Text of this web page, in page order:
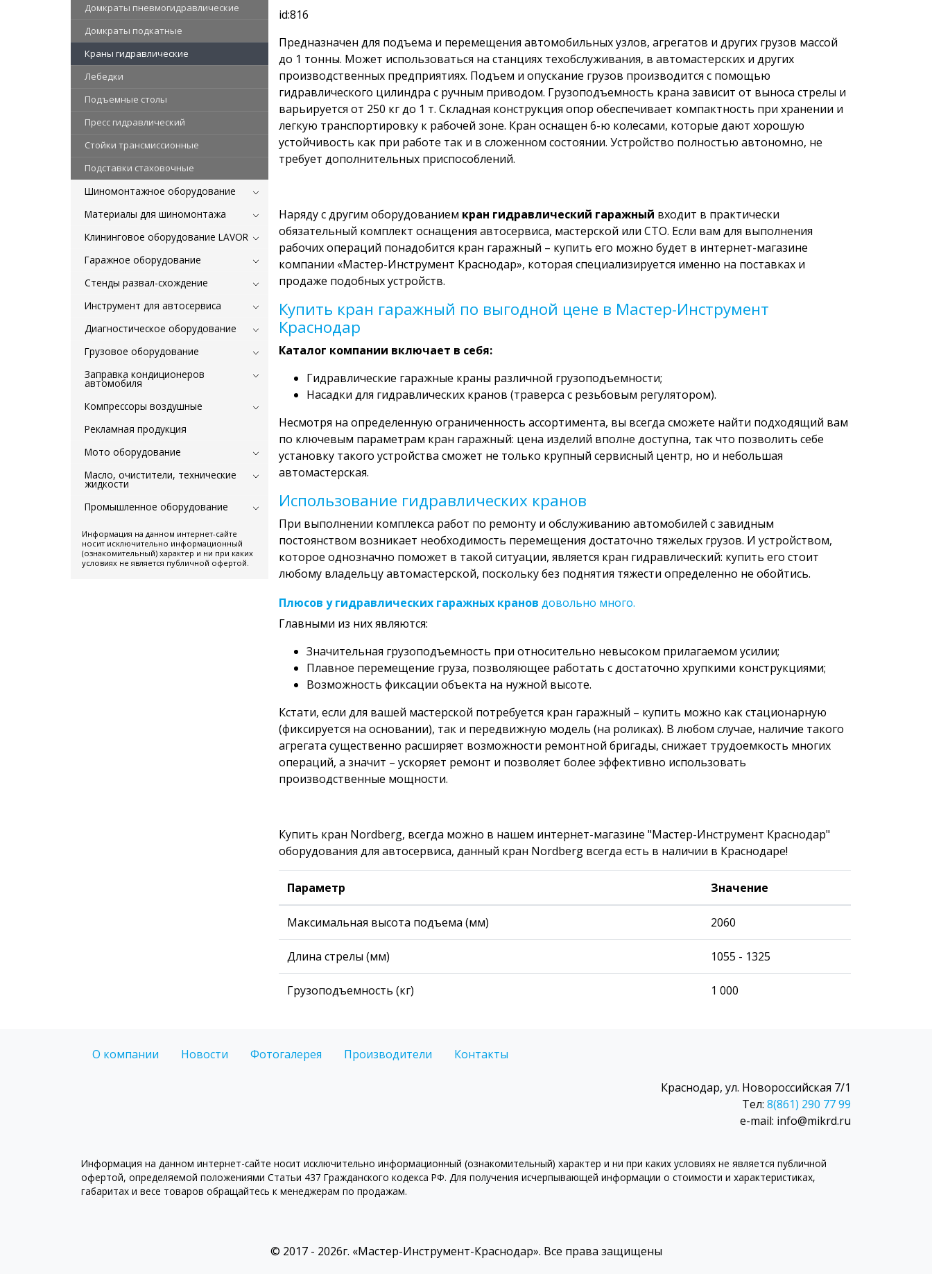
Домкраты пневмогидравлические
Домкраты подкатные
Краны гидравлические
Лебедки
Подъемные столы
Пресс гидравлический
Стойки трансмиссионные
Подставки стаховочные
Шиномонтажное оборудование
Материалы для шиномонтажа
Клининговое оборудование LAVOR
Гаражное оборудование
Стенды развал-схождение
Инструмент для автосервиса
Диагностическое оборудование
Грузовое оборудование
Заправка кондиционеров
автомобиля
Компрессоры воздушные
Рекламная продукция
Мото оборудование
Масло, очистители, технические
жидкости
Промышленное оборудование
Информация на данном интернет-сайте
носит исключительно информационный
(ознакомительный) характер и ни при каких
условиях не является публичной офертой.
id:816
Предназначен для подъема и перемещения автомобильных узлов, агрегатов и других грузов массой
до 1 тонны. Может использоваться на станциях техобслуживания, в автомастерских и других
производственных предприятиях. Подъем и опускание грузов производится с помощью
гидравлического цилиндра с ручным приводом. Грузоподъемность крана зависит от выноса стрелы и
варьируется от 250 кг до 1 т. Складная конструкция опор обеспечивает компактность при хранении и
легкую транспортировку к рабочей зоне. Кран оснащен 6-ю колесами, которые дают хорошую
устойчивость как при работе так и в сложенном состоянии. Устройство полностью автономно, не
требует дополнительных приспособлений.
Наряду с другим оборудованием кран гидравлический гаражный входит в практически
обязательный комплект оснащения автосервиса, мастерской или СТО. Если вам для выполнения
рабочих операций понадобится кран гаражный – купить его можно будет в интернет-магазине
компании «Мастер-Инструмент Краснодар», которая специализируется именно на поставках и
продаже подобных устройств.
Купить кран гаражный по выгодной цене в Мастер-Инструмент
Краснодар
Каталог компании включает в себя:
Гидравлические гаражные краны различной грузоподъемности;
Насадки для гидравлических кранов (траверса с резьбовым регулятором).
Несмотря на определенную ограниченность ассортимента, вы всегда сможете найти подходящий вам
по ключевым параметрам кран гаражный: цена изделий вполне доступна, так что позволить себе
установку такого устройства сможет не только крупный сервисный центр, но и небольшая
автомастерская.
Использование гидравлических кранов
При выполнении комплекса работ по ремонту и обслуживанию автомобилей с завидным
постоянством возникает необходимость перемещения достаточно тяжелых грузов. И устройством,
которое однозначно поможет в такой ситуации, является кран гидравлический: купить его стоит
любому владельцу автомастерской, поскольку без поднятия тяжести определенно не обойтись.
Плюсов у гидравлических гаражных кранов довольно много.
Главными из них являются:
Значительная грузоподъемность при относительно невысоком прилагаемом усилии;
Плавное перемещение груза, позволяющее работать с достаточно хрупкими конструкциями;
Возможность фиксации объекта на нужной высоте.
Кстати, если для вашей мастерской потребуется кран гаражный – купить можно как стационарную
(фиксируется на основании), так и передвижную модель (на роликах). В любом случае, наличие такого
агрегата существенно расширяет возможности ремонтной бригады, снижает трудоемкость многих
операций, а значит – ускоряет ремонт и позволяет более эффективно использовать
производственные мощности.
Купить кран Nordberg, всегда можно в нашем интернет-магазине "Мастер-Инструмент Краснодар"
оборудования для автосервиса, данный кран Nordberg всегда есть в наличии в Краснодаре!
Параметр Значение
Максимальная высота подъема (мм) 2060
Длина стрелы (мм) 1055 - 1325
Грузоподъемность (кг) 1 000
О компании Новости Фотогалерея Производители Контакты
Краснодар, ул. Новороссийская 7/1
Тел: 8(861) 290 77 99
e-mail: info@mikrd.ru
Информация на данном интернет-сайте носит исключительно информационный (ознакомительный) характер и ни при каких условиях не является публичной
офертой, определяемой положениями Статьи 437 Гражданского кодекса РФ. Для получения исчерпывающей информации о стоимости и характеристиках,
габаритах и весе товаров обращайтесь к менеджерам по продажам.
© 2017 - 2026г. «Мастер-Инструмент-Краснодар». Все права защищены